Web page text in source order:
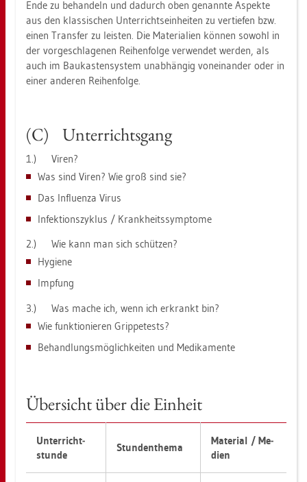
Ende zu be­han­deln und da­durch oben ge­nann­te As­pek­te
aus den klas­si­schen Un­ter­richts­ein­hei­ten zu ver­tie­fen bzw.
einen Trans­fer zu leis­ten. Die Ma­te­ria­li­en kön­nen so­wohl in
der vor­ge­schla­ge­nen Rei­hen­fol­ge ver­wen­det wer­den, als
auch im Bau­kas­ten­sys­tem un­ab­hän­gig von­ein­an­der oder in
einer an­de­ren Rei­hen­fol­ge.
(C) Un­ter­richts­gang
1.) Viren?
Was sind Viren? Wie groß sind sie?
Das In­flu­en­za Virus
In­fek­ti­ons­zy­klus / Krank­heits­sym­pto­me
2.) Wie kann man sich schüt­zen?
Hy­gie­ne
Imp­fung
3.) Was mache ich, wenn ich er­krankt bin?
Wie funk­tio­nie­ren Grip­pe­tests?
Be­hand­lungs­mög­lich­kei­ten und Me­di­ka­men­te
Über­sicht über die Ein­heit
Un­ter­richt­
stun­de
Stun­den­the­ma
Ma­te­ri­al / Me­
di­en